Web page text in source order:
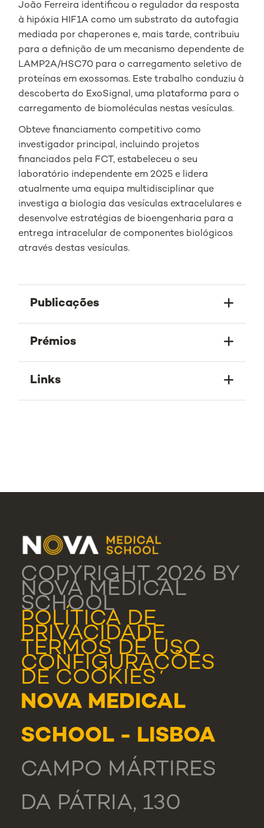
João Ferreira identificou o regulador da resposta
à hipóxia HIF1A como um substrato da autofagia
mediada por chaperones e, mais tarde, contribuiu
para a definição de um mecanismo dependente de
LAMP2A/HSC70 para o carregamento seletivo de
proteínas em exossomas. Este trabalho conduziu à
descoberta do ExoSignal, uma plataforma para o
carregamento de biomoléculas nestas vesículas.
Obteve financiamento competitivo como
investigador principal, incluindo projetos
financiados pela FCT, estabeleceu o seu
laboratório independente em 2025 e lidera
atualmente uma equipa multidisciplinar que
investiga a biologia das vesículas extracelulares e
desenvolve estratégias de bioengenharia para a
entrega intracelular de componentes biológicos
através destas vesículas.
Publicações
Prémios
Links
COPYRIGHT 2026 BY
NOVA MEDICAL
SCHOOL
POLÍTICA DE
PRIVACIDADE
TERMOS DE USO
CONFIGURAÇÕES
DE COOKIES
NOVA MEDICAL
SCHOOL - LISBOA
CAMPO MÁRTIRES
DA PÁTRIA, 130